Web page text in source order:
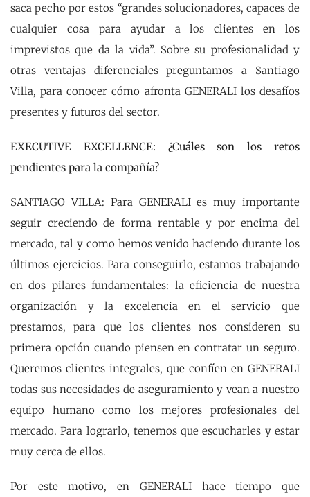
saca pecho por estos “grandes solucionadores, capaces de
cualquier cosa para ayudar a los clientes en los
imprevistos que da la vida”. Sobre su profesionalidad y
otras ventajas diferenciales preguntamos a Santiago
Villa, para conocer cómo afronta GENERALI los desafíos
presentes y futuros del sector.
EXECUTIVE EXCELLENCE: ¿Cuáles son los retos
pendientes para la compañía?
SANTIAGO VILLA: Para GENERALI es muy importante
seguir creciendo de forma rentable y por encima del
mercado, tal y como hemos venido haciendo durante los
últimos ejercicios. Para conseguirlo, estamos trabajando
en dos pilares fundamentales: la eficiencia de nuestra
organización y la excelencia en el servicio que
prestamos, para que los clientes nos consideren su
primera opción cuando piensen en contratar un seguro.
Queremos clientes integrales, que confíen en GENERALI
todas sus necesidades de aseguramiento y vean a nuestro
equipo humano como los mejores profesionales del
mercado. Para lograrlo, tenemos que escucharles y estar
muy cerca de ellos.
Por este motivo, en GENERALI hace tiempo que